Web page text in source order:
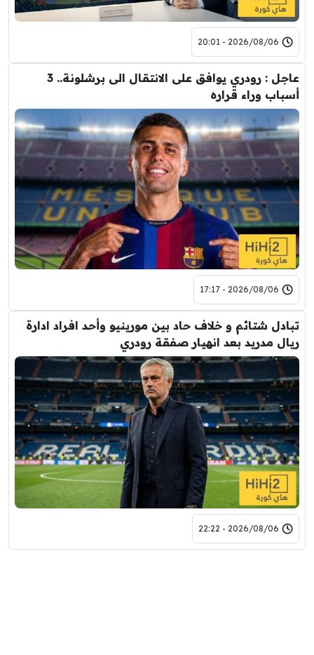
2026/08/06 - 20:01
عاجل : رودري يوافق على الانتقال الى برشلونة.. 3
أسباب وراء قراره
2026/08/06 - 17:17
تبادل شتائم و خلاف حاد بين مورينيو وأحد افراد ادارة
ريال مدريد بعد انهيار صفقة رودري
2026/08/06 - 22:22